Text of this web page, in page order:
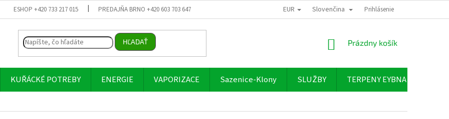
ESHOP +420 733 217 015 PREDAJŇA BRNO +420 603 703 647 EUR Slovenčina Prihlásenie
HĽADAŤ
NÁKUPNÝ
Prázdny košík
KUŘÁCKÉ POTREBY ENERGIE VAPORIZACE Sazenice-Klony SLUŽBY TERPENY EYBNA